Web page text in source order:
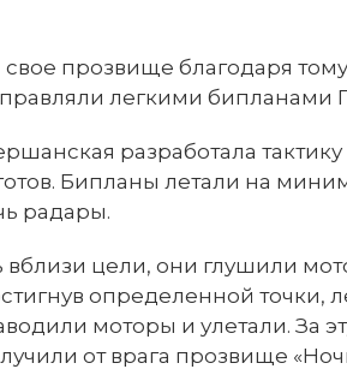
прозвище благодаря
легкими бипланами
разработала
Бипланы летали на
радары.
вблизи цели, они глушили
определенной точки,
моторы и улетали. За
от врага прозвище